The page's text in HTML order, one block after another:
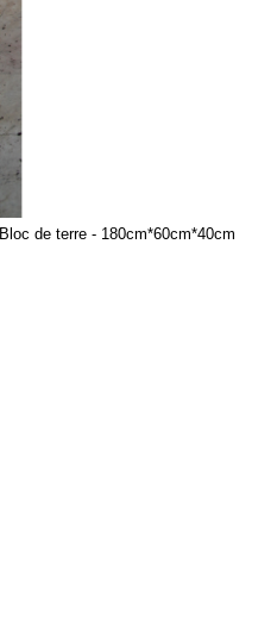
Bloc de terre - 180cm*60cm*40cm